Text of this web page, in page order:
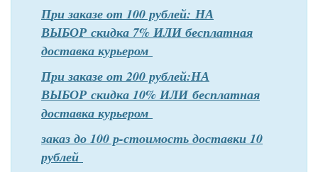
При заказе от 100 рублей: НА
ВЫБОР скидка 7% ИЛИ бесплатная
доставка курьером
При заказе от 200 рублей:НА
ВЫБОР скидка 10% ИЛИ бесплатная
доставка курьером
заказ до 100 р-стоимость доставки 10
рублей